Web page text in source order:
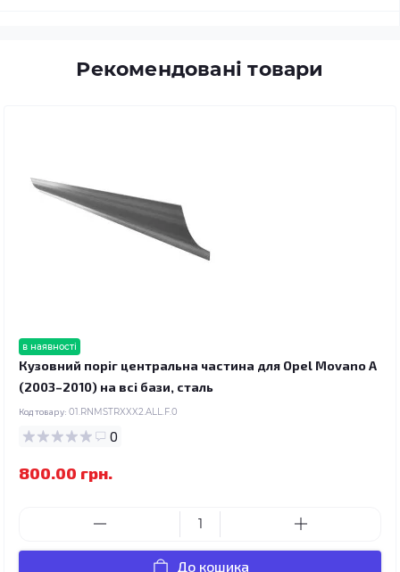
Рекомендовані товари
в наявності
Кузовний поріг центральна частина для Opel Movano A
(2003–2010) на всі бази, сталь
Код товару: 01.RNMSTRXXX2.ALL.F.0
0
800.00 грн.
До кошика